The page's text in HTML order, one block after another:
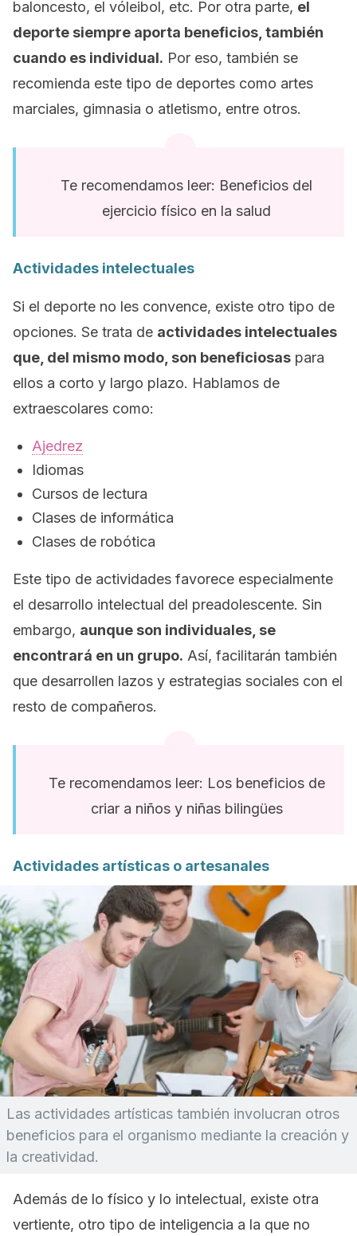
baloncesto, el vóleibol, etc. Por otra parte, el
deporte siempre aporta beneficios, también
cuando es individual. Por eso, también se
recomienda este tipo de deportes como artes
marciales, gimnasia o atletismo, entre otros.
Te recomendamos leer: Beneficios del
ejercicio físico en la salud
Actividades intelectuales
Si el deporte no les convence, existe otro tipo de
opciones. Se trata de actividades intelectuales
que, del mismo modo, son beneficiosas para
ellos a corto y largo plazo. Hablamos de
extraescolares como:
Ajedrez
Idiomas
Cursos de lectura
Clases de informática
Clases de robótica
Este tipo de actividades favorece especialmente
el desarrollo intelectual del preadolescente. Sin
embargo, aunque son individuales, se
encontrará en un grupo. Así, facilitarán también
que desarrollen lazos y estrategias sociales con el
resto de compañeros.
Te recomendamos leer: Los beneficios de
criar a niños y niñas bilingües
Actividades artísticas o artesanales
Las actividades artísticas también involucran otros
beneficios para el organismo mediante la creación y
la creatividad.
Además de lo físico y lo intelectual, existe otra
vertiente, otro tipo de inteligencia a la que no